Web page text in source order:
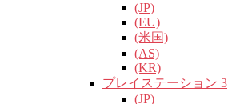
(JP)
(EU)
(米国)
(AS)
(KR)
プレイステーション 3
(JP)